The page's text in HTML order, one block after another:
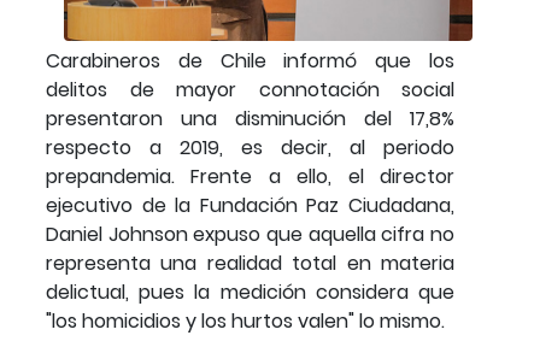
Carabineros de Chile informó que los
delitos de mayor connotación social
presentaron una disminución del 17,8%
respecto a 2019, es decir, al periodo
prepandemia. Frente a ello, el director
ejecutivo de la Fundación Paz Ciudadana,
Daniel Johnson expuso que aquella cifra no
representa una realidad total en materia
delictual, pues la medición considera que
"los homicidios y los hurtos valen" lo mismo.